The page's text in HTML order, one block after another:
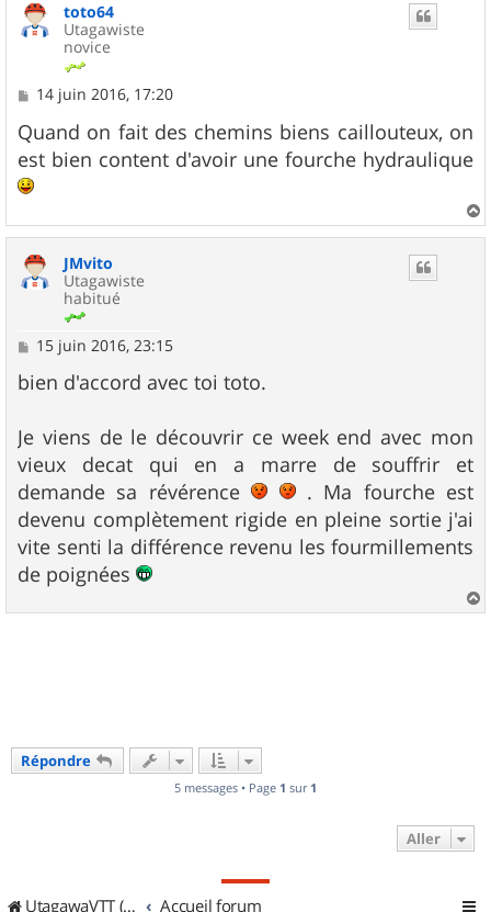
toto64
Utagawiste
novice
M
s
s
a
g
e
14 juin 2016, 17:20
Quand on fait des chemins biens caillouteux, on
est bien content d'avoir une fourche hydraulique
a
JMvito
Utagawiste
habitué
M
s
s
g
e
15 juin 2016, 23:15
bien d'accord avec toi toto.
Je viens de le découvrir ce week end avec mon
vieux decat qui en a marre de souffrir et
demande sa révérence
. Ma fourche est
devenu complètement rigide en pleine sortie j'ai
vite senti la différence revenu les fourmillements
de poignées
a
Répondre
5 messages • Page 1 sur 1
Aller
UtagawaVTT (Randos VTT et VTTAE avec traces GPS) Accueil forum